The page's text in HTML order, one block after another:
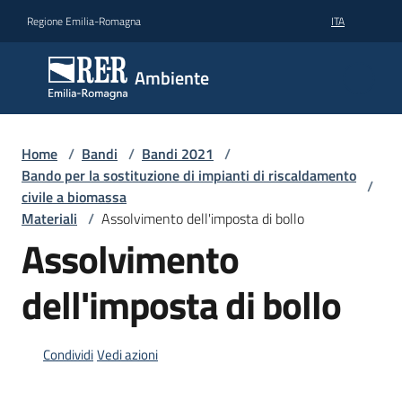
Regione Emilia-Romagna ITA
Ambiente
Ambiente
Novità
Atti
Home / Bandi / Bandi 2021 /
Bando per la sostituzione di impianti di riscaldamento
civile a biomassa
/
Materiali / Assolvimento dell'imposta di bollo
Assolvimento
dell'imposta di bollo
CondividiVedi azioni